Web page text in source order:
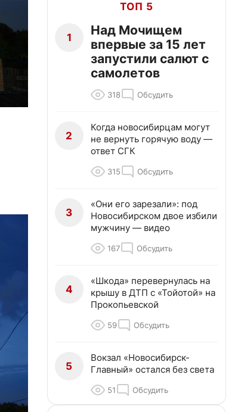
ТОП 5
1
Над Мочищем
впервые за 15 лет
запустили салют с
самолетов
318 Обсудить
2
Когда новосибирцам могут
не вернуть горячую воду —
ответ СГК
315 Обсудить
3
«Они его зарезали»: под
Новосибирском двое избили
мужчину — видео
167 Обсудить
4
«Шкода» перевернулась на
крышу в ДТП с «Тойотой» на
Прокопьевской
59 Обсудить
5
Вокзал «Новосибирск-
Главный» остался без света
51 Обсудить